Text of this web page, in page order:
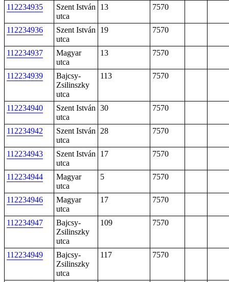
112234935
Szent István
utca
13 7570
112234936
Szent István
utca
19 7570
112234937
Magyar
utca
13 7570
112234939
Bajcsy-
Zsilinszky
utca
113 7570
112234940
Szent István
utca
30 7570
112234942
Szent István
utca
28 7570
112234943
Szent István
utca
17 7570
112234944
Magyar
utca
5 7570
112234946
Magyar
utca
17 7570
112234947
Bajcsy-
Zsilinszky
utca
109 7570
112234949
Bajcsy-
Zsilinszky
utca
117 7570